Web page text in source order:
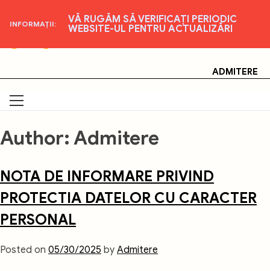
INFORMAȚII:
VĂ RUGĂM SĂ VERIFICAȚI PERIODIC
WEBSITE-UL PENTRU ACTUALIZĂRI
to
Universitatea Națională de Artă Teatrală și
ADMITERE
Author: Admitere
NOTA DE INFORMARE PRIVIND
PROTECTIA DATELOR CU CARACTER
PERSONAL
Posted on 05/30/2025 by Admitere